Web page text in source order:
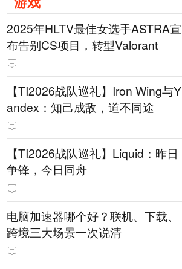
2025年HLTV最佳女选手ASTRA宣
布告别CS项目，转型Valorant
【TI2026战队巡礼】Iron Wing与Y
andex：知己成敌，道不同途
【TI2026战队巡礼】Liquid：昨日
争锋，今日同舟
电脑加速器哪个好？联机、下载、
跨境三大场景一次说清